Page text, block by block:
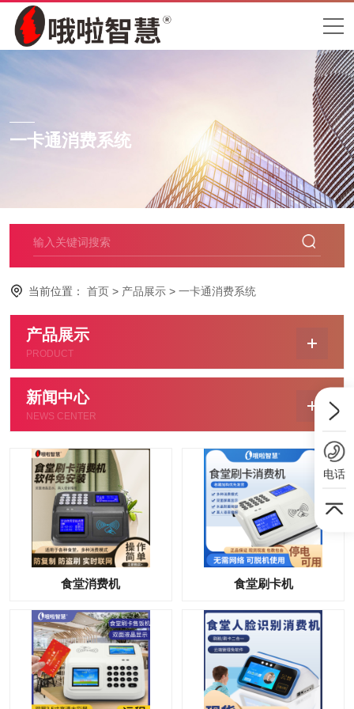
一卡通消费系统
当前位置： 首页 > 产品展示 > 一卡通消费系统
产品展示
PRODUCT
新闻中心
NEWS CENTER
食堂消费机 食堂刷卡机
电话